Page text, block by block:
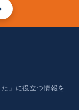
」に役立つ情報を